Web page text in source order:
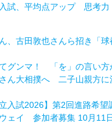
試、平均点アップ 思考
、古田敦也さんら招き「球
グンマ！ 「を」の言い方
ん大相撲へ 二子山親方
立入試2026】第2回進路希
ェイ 参加者募集 10月11